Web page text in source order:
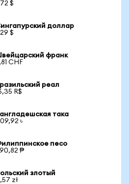
$
доллар
$
франк
CHF
реал
R$
така
৳
песо
₱
злотый
zł